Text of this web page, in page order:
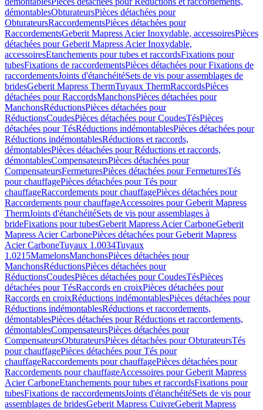
démontablesObturateursPièces détachées pour
ObturateursRaccordementsPièces détachées pour
RaccordementsGeberit Mapress Acier Inoxydable, accessoiresPièces
détachées pour Geberit Mapress Acier Inoxydable,
accessoiresEtanchements pour tubes et raccordsFixations pour
tubesFixations de raccordementsPièces détachées pour Fixations de
raccordementsJoints d'étanchéitéSets de vis pour assemblages de
bridesGeberit Mapress ThermTuyaux ThermRaccordsPièces
détachées pour RaccordsManchonsPièces détachées pour
ManchonsRéductionsPièces détachées pour
RéductionsCoudesPièces détachées pour CoudesTésPièces
détachées pour TésRéductions indémontablesPièces détachées pour
Réductions indémontablesRéductions et raccords,
démontablesPièces détachées pour Réductions et raccords,
démontablesCompensateursPièces détachées pour
CompensateursFermeturesPièces détachées pour FermeturesTés
pour chauffagePièces détachées pour Tés pour
chauffageRaccordements pour chauffagePièces détachées pour
Raccordements pour chauffageAccessoires pour Geberit Mapress
ThermJoints d'étanchéitéSets de vis pour assemblages à
brideFixations pour tubesGeberit Mapress Acier CarboneGeberit
Mapress Acier CarbonePièces détachées pour Geberit Mapress
Acier CarboneTuyaux 1.0034Tuyaux
1.0215MamelonsManchonsPièces détachées pour
ManchonsRéductionsPièces détachées pour
RéductionsCoudesPièces détachées pour CoudesTésPièces
détachées pour TésRaccords en croixPièces détachées pour
Raccords en croixRéductions indémontablesPièces détachées pour
Réductions indémontablesRéductions et raccordements,
démontablesPièces détachées pour Réductions et raccordements,
démontablesCompensateursPièces détachées pour
CompensateursObturateursPièces détachées pour ObturateursTés
pour chauffagePièces détachées pour Tés pour
chauffageRaccordements pour chauffagePièces détachées pour
Raccordements pour chauffageAccessoires pour Geberit Mapress
Acier CarboneEtanchements pour tubes et raccordsFixations pour
tubesFixations de raccordementsJoints d'étanchéitéSets de vis pour
assemblages de bridesGeberit Mapress CuivreGeberit Mapress